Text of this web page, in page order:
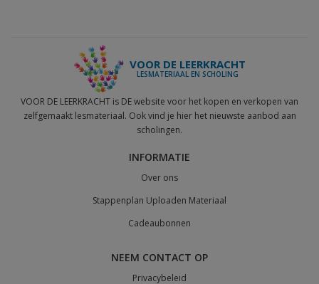
VOOR DE LEERKRACHT
LESMATERIAAL EN SCHOLING
VOOR DE LEERKRACHT is DE website voor het kopen en verkopen van
zelfgemaakt lesmateriaal. Ook vind je hier het nieuwste aanbod aan
scholingen.
INFORMATIE
Over ons
Stappenplan Uploaden Materiaal
Cadeaubonnen
NEEM CONTACT OP
Privacybeleid